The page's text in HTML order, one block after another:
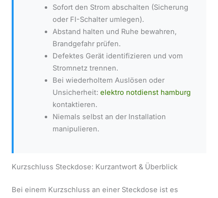
Sofort den Strom abschalten (Sicherung
oder FI-Schalter umlegen).
Abstand halten und Ruhe bewahren,
Brandgefahr prüfen.
Defektes Gerät identifizieren und vom
Stromnetz trennen.
Bei wiederholtem Auslösen oder
Unsicherheit: elektro notdienst hamburg
kontaktieren.
Niemals selbst an der Installation
manipulieren.
Kurzschluss Steckdose: Kurzantwort & Überblick
Bei einem Kurzschluss an einer Steckdose ist es